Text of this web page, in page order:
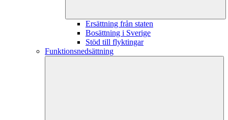
Ersättning från staten
Bosättning i Sverige
Stöd till flyktingar
Funktionsnedsättning